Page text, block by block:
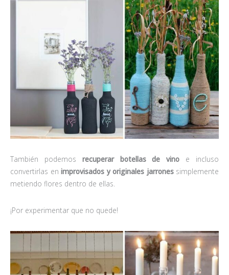
También podemos recuperar botellas de vino e incluso
convertirlas en improvisados y originales jarronessimplemente
metiendo flores dentro de ellas.
¡Por experimentar que no quede!